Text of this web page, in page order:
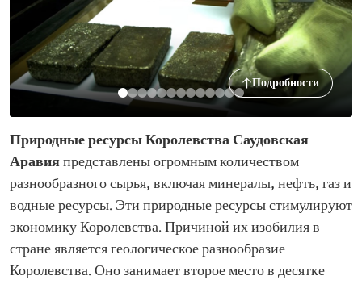
Подробности
Природные ресурсы Королевства Саудовская
Аравияпредставлены огромным количеством
разнообразного сырья, включая минералы, нефть, газ и
водные ресурсы. Эти природные ресурсы стимулируют
экономику Королевства. Причиной их изобилия в
стране является геологическое разнообразие
Королевства. Оно занимает второе место в десятке